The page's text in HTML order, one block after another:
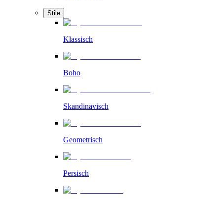
Stile
Klassisch
Boho
Skandinavisch
Geometrisch
Persisch